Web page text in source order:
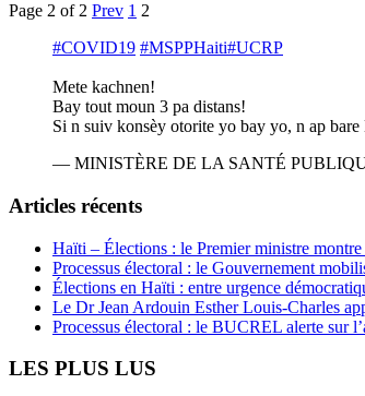
Page 2 of 2 Prev 1 2
#COVID19 #MSPPHaiti#UCRP
Mete kachnen!
Bay tout moun 3 pa distans!
Si n suiv konsèy otorite yo bay yo, n ap
— MINISTÈRE DE LA SANTÉ
Articles récents
Haïti – Élections : le Premier ministre
Processus électoral : le Gouvernement
Élections en Haïti : entre urgence
Le Dr Jean Ardouin Esther Louis-Charles
Processus électoral : le BUCREL alerte sur
LES PLUS LUS